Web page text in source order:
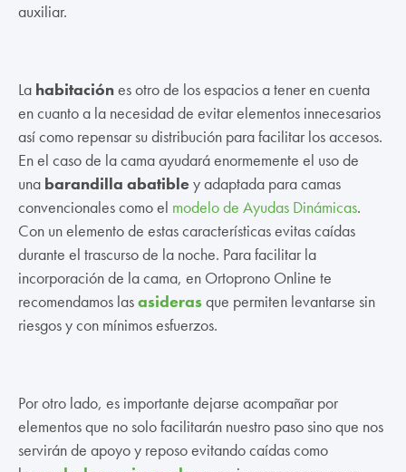
auxiliar.
La habitaciónes otro de los espacios a tener en cuenta
en cuanto a la necesidad de evitar elementos innecesarios
así como repensar su distribución para facilitar los accesos.
En el caso de la cama ayudará enormemente el uso de
una barandilla abatibley adaptada para camas
convencionales como el modelo de Ayudas Dinámicas.
Con un elemento de estas características evitas caídas
durante el trascurso de la noche. Para facilitar la
incorporación de la cama, en Ortoprono Online te
recomendamos lasasiderasque permiten levantarse sin
riesgos y con mínimos esfuerzos.
Por otro lado, es importante dejarse acompañar por
elementos que no solo facilitarán nuestro paso sino que nos
servirán de apoyo y reposo evitando caídas como